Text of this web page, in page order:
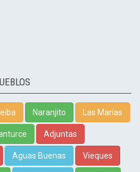
Naranjito Las Marías
Adjuntas
Aguas Buenas Vieques